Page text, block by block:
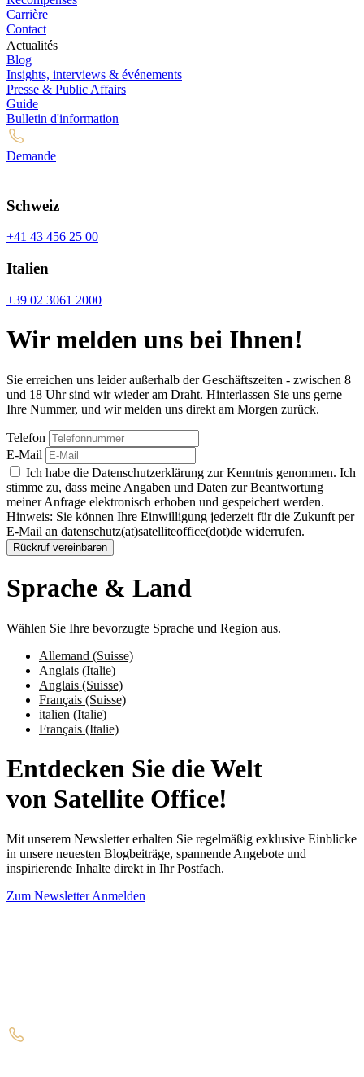
Carrière
Contact
Actualités
Blog
Insights, interviews & événements
Presse & Public Affairs
Guide
Bulletin d'information
Demande
Schweiz
+41 43 456 25 00
Italien
+39 02 3061 2000
Wir melden uns bei Ihnen!
Sie erreichen uns leider außerhalb der Geschäftszeiten - zwischen 8
und 18 Uhr sind wir wieder am Draht. Hinterlassen Sie uns gerne
Ihre Nummer, und wir melden uns direkt am Morgen zurück.
Telefon
E-Mail
Ich habe die Datenschutzerklärung zur Kenntnis genommen. Ich
stimme zu, dass meine Angaben und Daten zur Beantwortung
meiner Anfrage elektronisch erhoben und gespeichert werden.
Hinweis: Sie können Ihre Einwilligung jederzeit für die Zukunft per
E-Mail an datenschutz(at)satelliteoffice(dot)de widerrufen.
Rückruf vereinbaren
Sprache & Land
Wählen Sie Ihre bevorzugte Sprache und Region aus.
Allemand (Suisse)
Anglais (Italie)
Anglais (Suisse)
Français (Suisse)
italien (Italie)
Français (Italie)
Entdecken Sie die Welt
von Satellite Office!
Mit unserem Newsletter erhalten Sie regelmäßig exklusive Einblicke
in unsere neuesten Blogbeiträge, spannende Angebote und
inspirierende Inhalte direkt in Ihr Postfach.
Zum Newsletter Anmelden